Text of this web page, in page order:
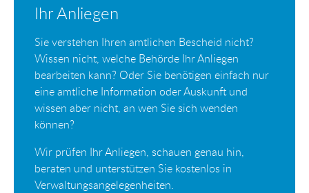
Ihr Anliegen
Sie verstehen Ihren amtlichen Bescheid nicht?
Wissen nicht, welche Behörde Ihr Anliegen
bearbeiten kann? Oder Sie benötigen einfach nur
eine amtliche Information oder Auskunft und
wissen aber nicht, an wen Sie sich wenden
können?
Wir prüfen Ihr Anliegen, schauen genau hin,
beraten und unterstützen Sie kostenlos in
Verwaltungsangelegenheiten.